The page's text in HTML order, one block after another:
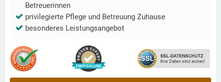
Betreuerinnen
privilegierte Pflege und Betreuung Zuhause
besonderes Leistungsangebot